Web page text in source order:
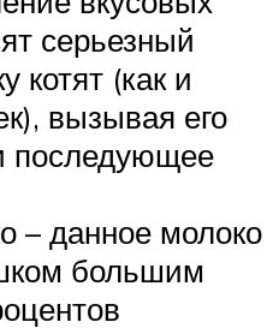
серьезный
котят (как и
вызывая его
последующее
– данное молоко
большим